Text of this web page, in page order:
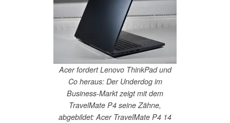
Acer fordert Lenovo ThinkPad und
Co heraus: Der Underdog im
Business-Markt zeigt mit dem
TravelMate P4 seine Zähne,
abgebildet: Acer TravelMate P4 14